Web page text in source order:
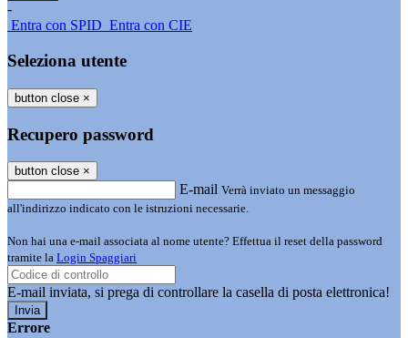
-
Entra con SPID Entra con CIE
Seleziona utente
button close ×
Recupero password
button close ×
E-mail Verrà inviato un messaggio
all'indirizzo indicato con le istruzioni necessarie.
Non hai una e-mail associata al nome utente? Effettua il reset della password
tramite la Login Spaggiari
E-mail inviata, si prega di controllare la casella di posta elettronica!
Errore